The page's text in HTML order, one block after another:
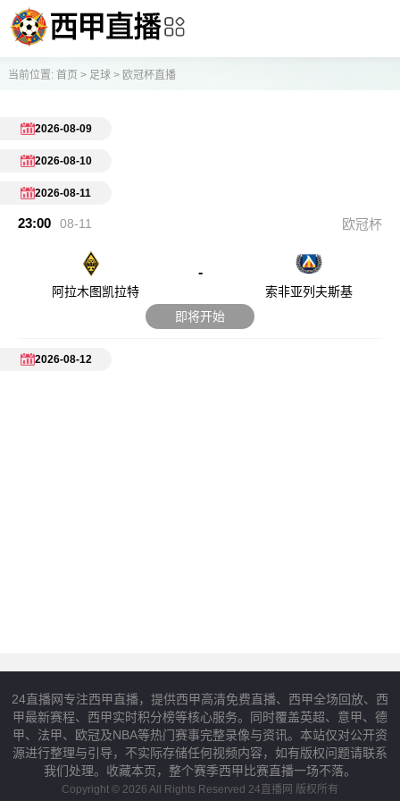
当前位置: 首页 > 足球> 欧冠杯直播
2026-08-09
2026-08-10
2026-08-11
23:00 08-11 欧冠杯
阿拉木图凯拉特
-
索非亚列夫斯基
即将开始
2026-08-12
24直播网专注西甲直播，提供西甲高清免费直播、西甲全场回放、西
甲最新赛程、西甲实时积分榜等核心服务。同时覆盖英超、意甲、德
甲、法甲、欧冠及NBA等热门赛事完整录像与资讯。本站仅对公开资
源进行整理与引导，不实际存储任何视频内容，如有版权问题请联系
我们处理。收藏本页，整个赛季西甲比赛直播一场不落。
Copyright © 2026 All Rights Reserved 24直播网 版权所有